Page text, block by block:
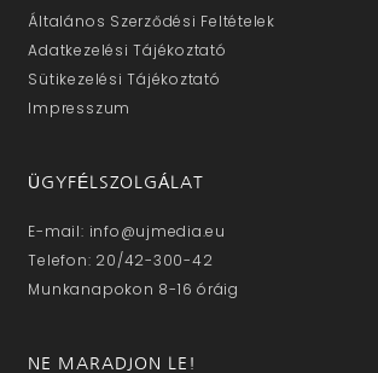
Általános Szerződési Feltételek
Adatkezelési Tájékoztató
Sütikezelési Tájékoztató
Impresszum
ÜGYFÉLSZOLGÁLAT
E-mail: info@ujmedia.eu
Telefon: 20/42-300-42
Munkanapokon 8-16 óráig
NE MARADJON LE!